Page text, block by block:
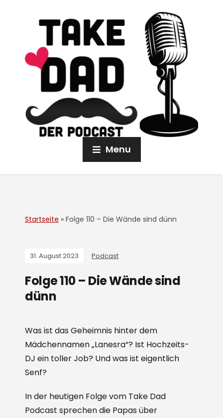
Menu
Startseite » Folge 110 – Die Wände sind dünn
31. August 2023 Podcast
Folge 110 – Die Wände sind
dünn
Was ist das Geheimnis hinter dem
Mädchennamen „Lanesra“? Ist Hochzeits-
DJ ein toller Job? Und was ist eigentlich
Senf?
In der heutigen Folge vom Take Dad
Podcast sprechen die Papas über